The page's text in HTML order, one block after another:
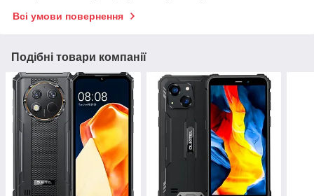
Всі умови повернення
Подібні товари компанії